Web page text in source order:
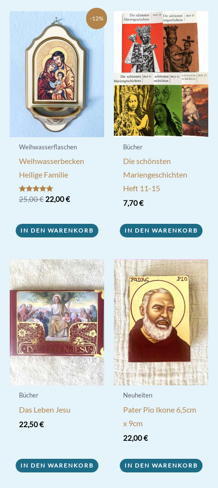
-12%
Weihwasserflaschen
Weihwasserbecken
Heilige Familie
Bewertet mit
5.00
25,00€ Ursprünglicher
25,00 €
22,00€Aktueller
22,00 €.
IN DEN WARENKORB
Bücher
Die schönsten
Mariengeschichten
Heft 11-15
7,70€
IN DEN WARENKORB
Bücher
Das Leben Jesu
22,50€
IN DEN WARENKORB
Neuheiten
Pater Pio Ikone 6,5cm
x 9cm
22,00€
IN DEN WARENKORB